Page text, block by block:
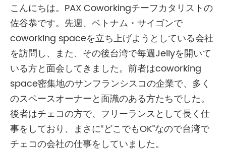
こんにちは。PAX Coworkingチーフカタリストの
佐谷恭です。先週、ベトナム・サイゴンで
coworking spaceを立ち上げようとしている会社
を訪問し、また、その後台湾で毎週Jellyを開いて
いる方と面会してきました。前者はcoworking
space密集地のサンフランシスコの企業で、多く
のスペースオーナーと面識のある方たちでした。
後者はチェコの方で、フリーランスとして長く仕
事をしており、まさに“どこでもOK”なので台湾で
チェコの会社の仕事をしていました。